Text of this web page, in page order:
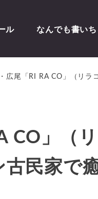
ル なんでも書いち
広尾「RI RA CO」（リラ
CO」（
民家で